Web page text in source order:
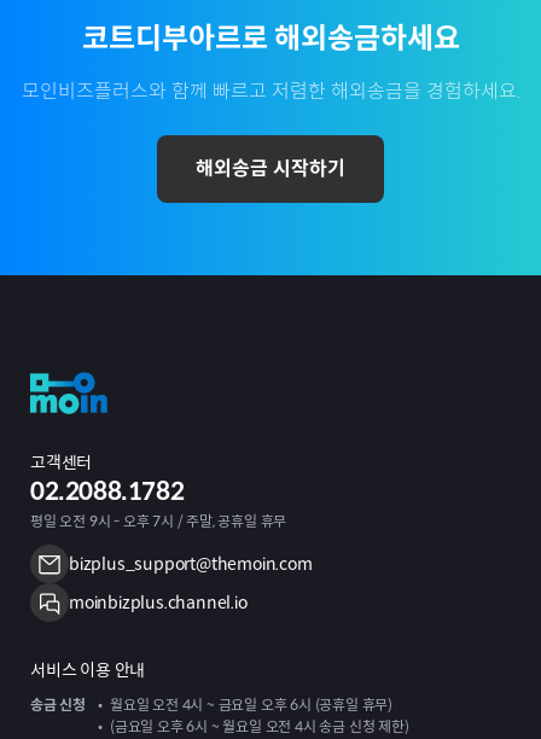
코트디부아르로 해외송금하세요
모인비즈플러스와 함께 빠르고 저렴한 해외송금을 경험하세요.
해외송금 시작하기
고객센터
02.2088.1782
평일 오전 9시 - 오후 7시 / 주말, 공휴일 휴무
bizplus_support@themoin.com
moinbizplus.channel.io
서비스 이용 안내
송금 신청
월요일 오전 4시 ~ 금요일 오후 6시 (공휴일 휴무)
(금요일 오후 6시 ~ 월요일 오전 4시 송금 신청 제한)